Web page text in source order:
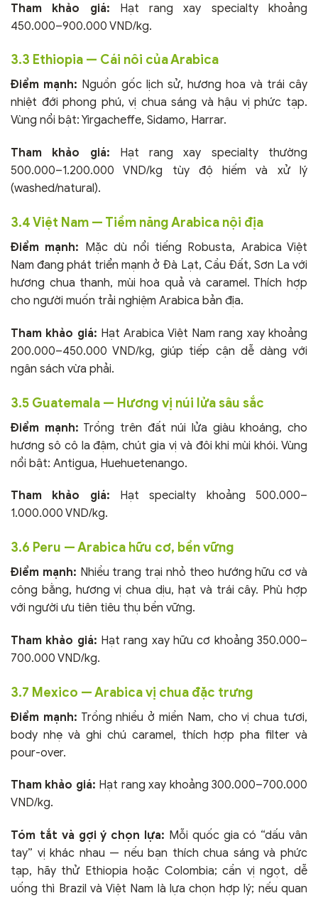
Tham khảo giá: Hạt rang xay specialty khoảng
450.000–900.000 VND/kg.
3.3 Ethiopia — Cái nôi của Arabica
Điểm mạnh: Nguồn gốc lịch sử, hương hoa và trái cây
nhiệt đới phong phú, vị chua sáng và hậu vị phức tạp.
Vùng nổi bật: Yirgacheffe, Sidamo, Harrar.
Tham khảo giá: Hạt rang xay specialty thường
500.000–1.200.000 VND/kg tùy độ hiếm và xử lý
(washed/natural).
3.4 Việt Nam — Tiềm năng Arabica nội địa
Điểm mạnh: Mặc dù nổi tiếng Robusta, Arabica Việt
Nam đang phát triển mạnh ở Đà Lạt, Cầu Đất, Sơn La với
hương chua thanh, mùi hoa quả và caramel. Thích hợp
cho người muốn trải nghiệm Arabica bản địa.
Tham khảo giá: Hạt Arabica Việt Nam rang xay khoảng
200.000–450.000 VND/kg, giúp tiếp cận dễ dàng với
ngân sách vừa phải.
3.5 Guatemala — Hương vị núi lửa sâu sắc
Điểm mạnh: Trồng trên đất núi lửa giàu khoáng, cho
hương sô cô la đậm, chút gia vị và đôi khi mùi khói. Vùng
nổi bật: Antigua, Huehuetenango.
Tham khảo giá: Hạt specialty khoảng 500.000–
1.000.000 VND/kg.
3.6 Peru — Arabica hữu cơ, bền vững
Điểm mạnh: Nhiều trang trại nhỏ theo hướng hữu cơ và
công bằng, hương vị chua dịu, hạt và trái cây. Phù hợp
với người ưu tiên tiêu thụ bền vững.
Tham khảo giá: Hạt rang xay hữu cơ khoảng 350.000–
700.000 VND/kg.
3.7 Mexico — Arabica vị chua đặc trưng
Điểm mạnh: Trồng nhiều ở miền Nam, cho vị chua tươi,
body nhẹ và ghi chú caramel, thích hợp pha filter và
pour-over.
Tham khảo giá: Hạt rang xay khoảng 300.000–700.000
VND/kg.
Tóm tắt và gợi ý chọn lựa: Mỗi quốc gia có “dấu vân
tay” vị khác nhau — nếu bạn thích chua sáng và phức
tạp, hãy thử Ethiopia hoặc Colombia; cần vị ngọt, dễ
uống thì Brazil và Việt Nam là lựa chọn hợp lý; nếu quan